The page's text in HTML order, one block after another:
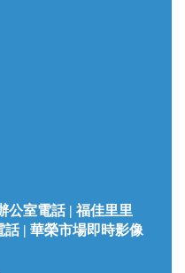
公室電話 | 福佳里里
| 華榮市場即時影像